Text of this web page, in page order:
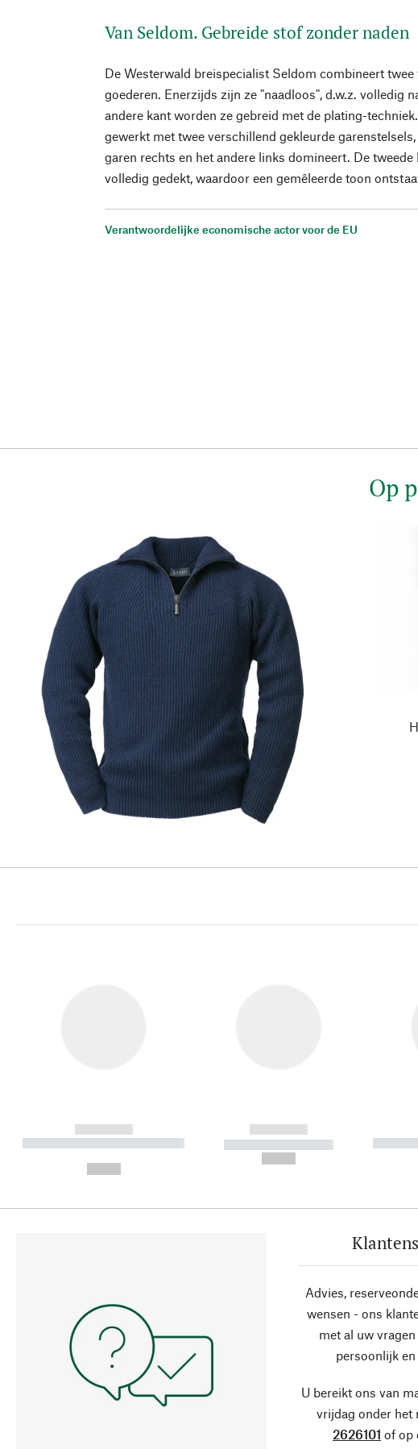
Van Seldom. Gebreide stof zonder naden
De Westerwald breispecialist Seldom combineert
goederen. Enerzijds zijn ze "naadloos", d.w.z. volledig
andere kant worden ze gebreid met de plating-
gewerkt met twee verschillend gekleurde
garen rechts en het andere links domineert. De
volledig gedekt, waardoor een gemêleerde toon
Verantwoordelijke economische actor voor de EU
Op
------------
----------- ----------- ----------
------------
----------- -----------
Advies,
wensen - ons
met al uw
persoonlijk
U bereikt ons van
vrijdag onder het
2626101 of op